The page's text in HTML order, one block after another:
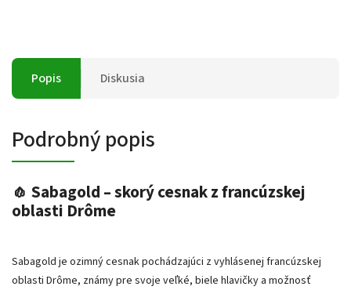
Popis Diskusia
Podrobný popis
🧄 Sabagold – skorý cesnak z francúzskej
oblasti Drôme
Sabagold je ozimný cesnak pochádzajúci z vyhlásenej francúzskej
oblasti Drôme, známy pre svoje veľké, biele hlavičky a možnosť